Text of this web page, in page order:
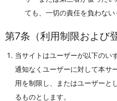
ても、一切の責任を負わない
第7条（利用制限および
当サイトはユーザーが以下のい
通知なくユーザーに対して本サ
用を制限し、またはユーザーと
るものとします。